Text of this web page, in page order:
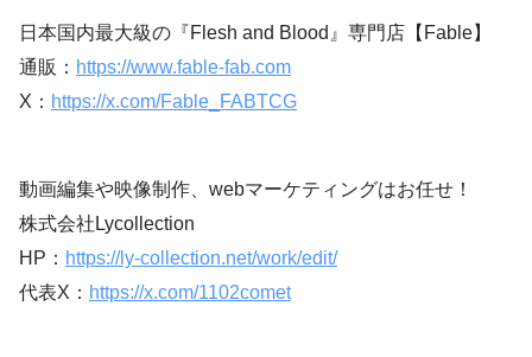
日本国内最大級の『Flesh and Blood』専門店【Fable】
通販： https://www.fable-fab.com
X： https://x.com/Fable_FABTCG
動画編集や映像制作、webマーケティングはお任せ！
株式会社Lycollection
HP： https://ly-collection.net/work/edit/
代表X： https://x.com/1102comet